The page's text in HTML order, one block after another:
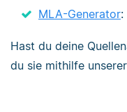
MLA-Generator:
Hast du deine
du sie mithilfe unserer